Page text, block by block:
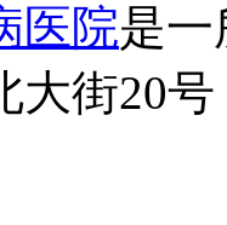
医院是
大街20